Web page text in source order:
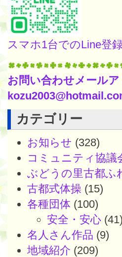
スマホ1台でのLine登
お問い合わせメールア
カテゴリー
お知らせ (328)
コミュニティ協議
ぶどうの里古都ふ
古都式体操 (15)
各種団体 (100)
安全・安心 (41)
名人さん作品 (9)
地域紹介 (209)